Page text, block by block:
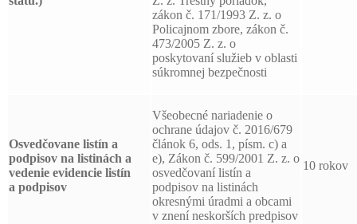
zákon č. 171/1993 Z. z. o
Policajnom zbore, zákon č.
473/2005 Z. z. o
poskytovaní služieb v oblasti
súkromnej bezpečnosti
Osvedčovane listín a
podpisov na listinách a
vedenie evidencie listín
a podpisov
Všeobecné nariadenie o
ochrane údajov č. 2016/679
článok 6, ods. 1, písm. c) a
e), Zákon č. 599/2001 Z. z. o
osvedčovaní listín a
podpisov na listinách
okresnými úradmi a obcami
v znení neskorších predpisov
10 rokov